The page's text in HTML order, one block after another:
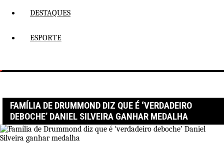
DESTAQUES
ESPORTE
FAMÍLIA DE DRUMMOND DIZ QUE É ‘VERDADEIRO
DEBOCHE’ DANIEL SILVEIRA GANHAR MEDALHA